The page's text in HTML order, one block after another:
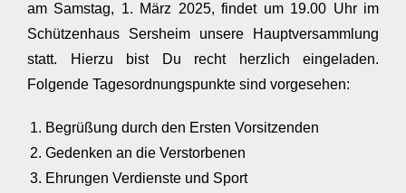
am Samstag, 1. März 2025, findet um 19.00 Uhr im
Schützenhaus Sersheim unsere Hauptversammlung
statt. Hierzu bist Du recht herzlich eingeladen.
Folgende Tagesordnungspunkte sind vorgesehen:
Begrüßung durch den Ersten Vorsitzenden
Gedenken an die Verstorbenen
Ehrungen Verdienste und Sport